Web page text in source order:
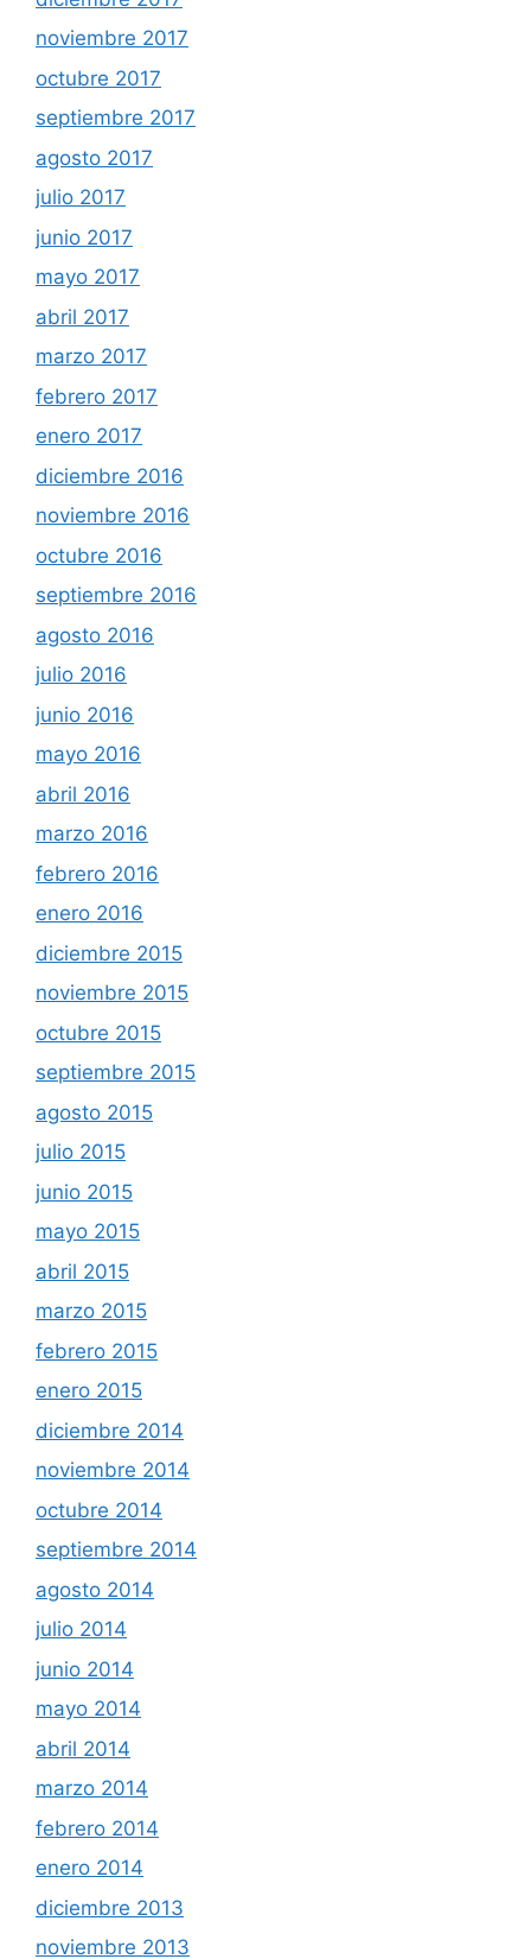
noviembre 2017
octubre 2017
septiembre 2017
agosto 2017
julio 2017
junio 2017
mayo 2017
abril 2017
marzo 2017
febrero 2017
enero 2017
diciembre 2016
noviembre 2016
octubre 2016
septiembre 2016
agosto 2016
julio 2016
junio 2016
mayo 2016
abril 2016
marzo 2016
febrero 2016
enero 2016
diciembre 2015
noviembre 2015
octubre 2015
septiembre 2015
agosto 2015
julio 2015
junio 2015
mayo 2015
abril 2015
marzo 2015
febrero 2015
enero 2015
diciembre 2014
noviembre 2014
octubre 2014
septiembre 2014
agosto 2014
julio 2014
junio 2014
mayo 2014
abril 2014
marzo 2014
febrero 2014
enero 2014
diciembre 2013
noviembre 2013